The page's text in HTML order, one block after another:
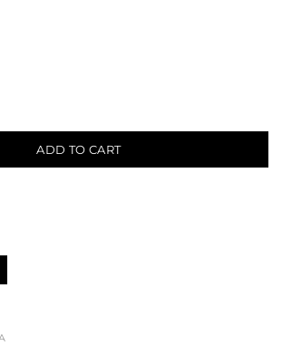
WINGS BELT quantity
ADD TO CART